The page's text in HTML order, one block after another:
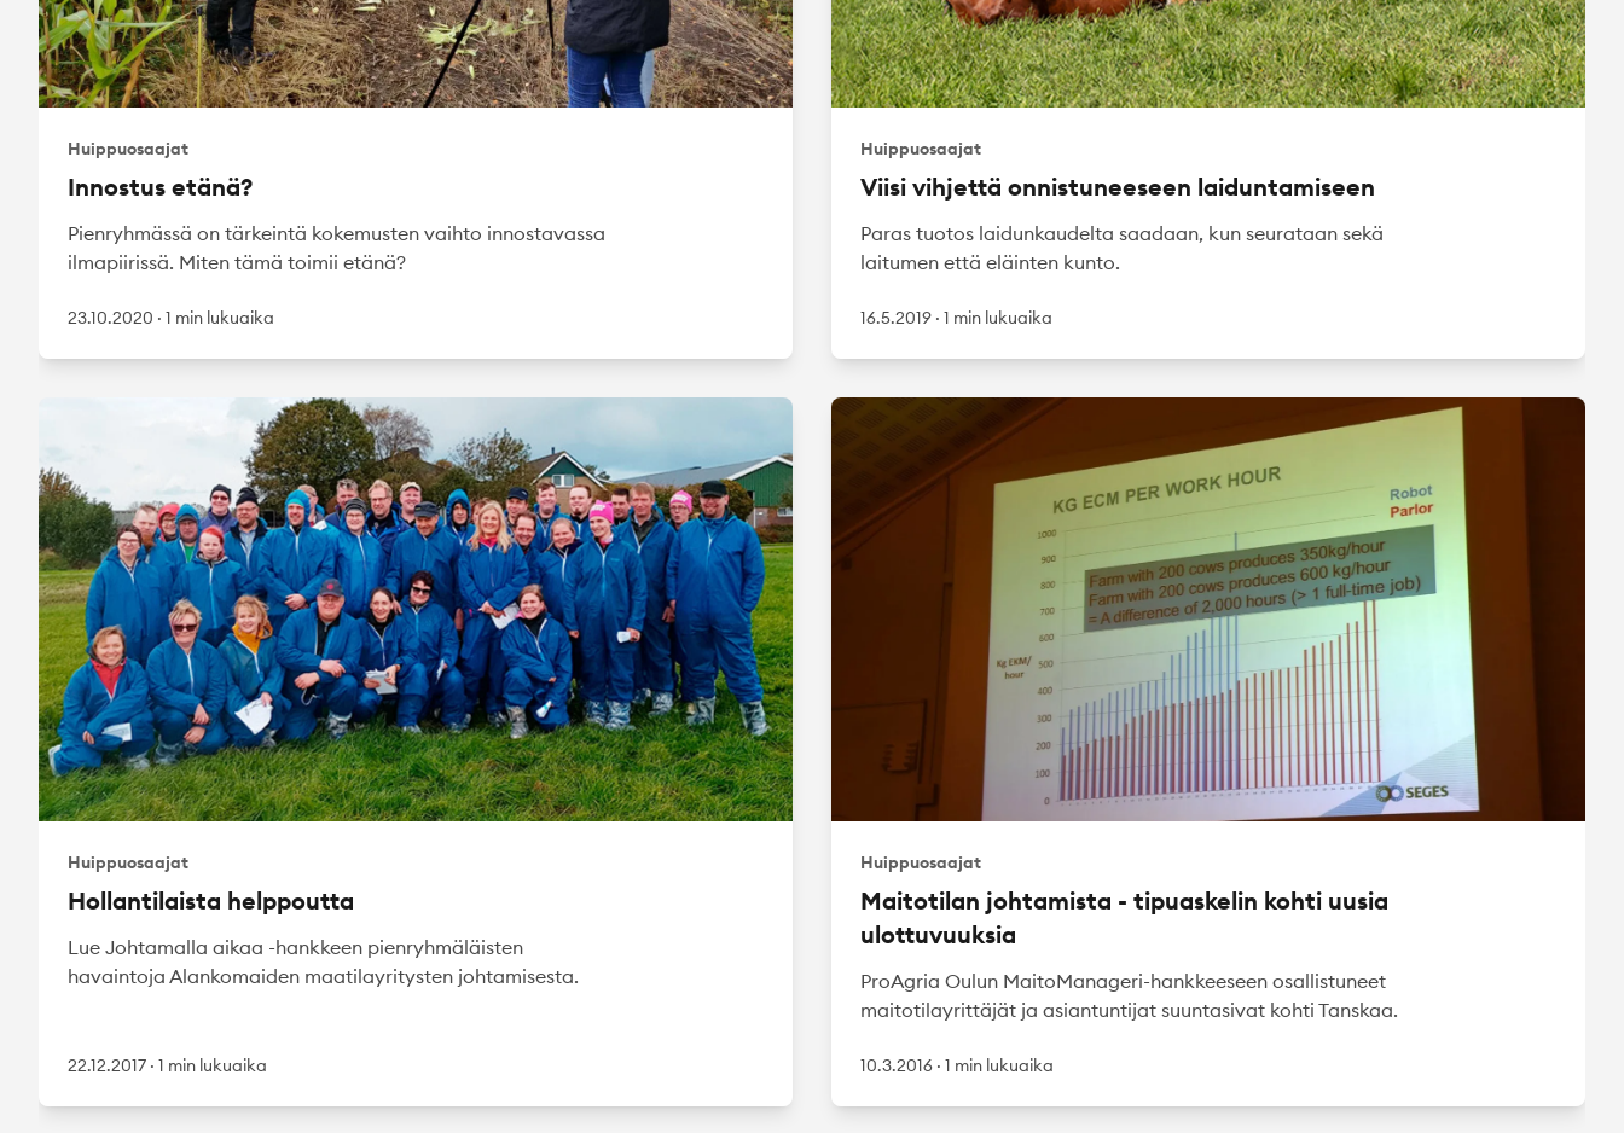
Huippuosaajat
Innostus etänä?
Pienryhmässä on tärkeintä kokemusten vaihto innostavassa
ilmapiirissä. Miten tämä toimii etänä?
23.10.2020 · 1 min lukuaika
Huippuosaajat
Viisi vihjettä onnistuneeseen laiduntamiseen
Paras tuotos laidunkaudelta saadaan, kun seurataan sekä
laitumen että eläinten kunto.
16.5.2019 · 1 min lukuaika
Huippuosaajat
Hollantilaista helppoutta
Lue Johtamalla aikaa -hankkeen pienryhmäläisten
havaintoja Alankomaiden maatilayritysten johtamisesta.
22.12.2017 · 1 min lukuaika
Huippuosaajat
Maitotilan johtamista - tipuaskelin kohti uusia
ulottuvuuksia
ProAgria Oulun MaitoManageri-hankkeeseen osallistuneet
maitotilayrittäjät ja asiantuntijat suuntasivat kohti Tanskaa.
10.3.2016 · 1 min lukuaika